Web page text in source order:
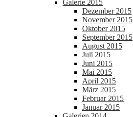
Galerie 2015
Dezember 2015
November 2015
Oktober 2015
September 2015
August 2015
Juli 2015
Juni 2015
Mai 2015
April 2015
März 2015
Februar 2015
Januar 2015